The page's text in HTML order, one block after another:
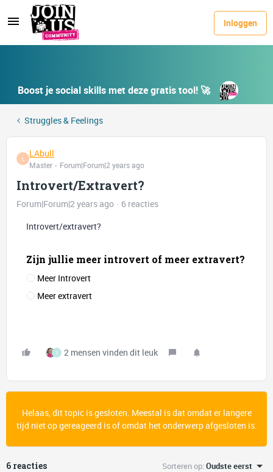
Inloggen
Boost je social skills met deze gratis tool! 🚀
Struggles & Feelings
L LAbull
Master Forum|Forum|2 years ago
Introvert/Extravert?
Forum|Forum|2 years ago
6 reacties
Introvert/extravert?
Zijn jullie meer introvert of meer extravert?
Meer Introvert
Meer extravert
I 2 mensen vinden dit leuk
Helaas, dit topic is gesloten. Meestal is dat omdat er langere
tijd niet op gereageerd is of omdat het onderwerp afgesloten is.
6 reacties Sorteren op:Oudste eerst